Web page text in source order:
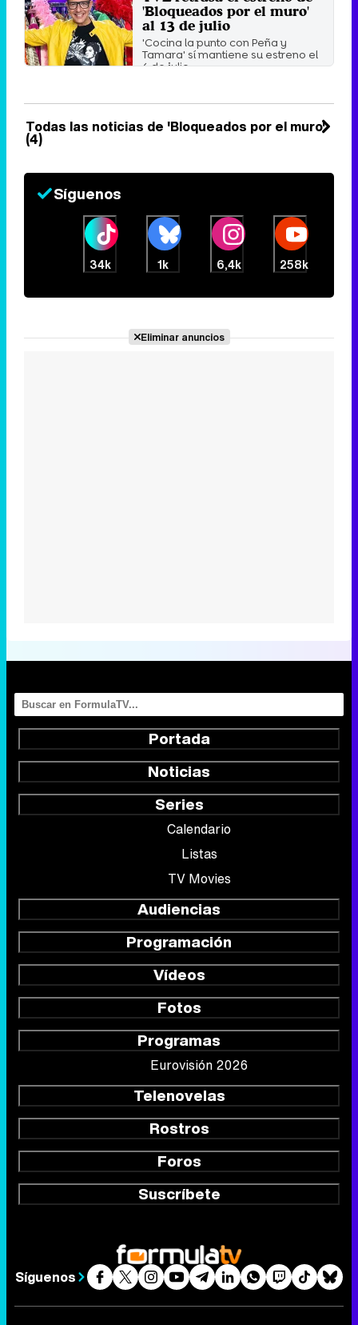
'Bloqueados por el muro'
al 13 de julio
'Cocina la punto con Peña y
Tamara' sí mantiene su estreno el
6 de julio.
Todas las noticias de 'Bloqueados por el muro'
(4)
Síguenos
34k 1k 6,4k 258k
Eliminar anuncios
Portada
Noticias
Series
Calendario
Listas
TV Movies
Audiencias
Programación
Vídeos
Fotos
Programas
Eurovisión 2026
Telenovelas
Rostros
Foros
Suscríbete
Síguenos